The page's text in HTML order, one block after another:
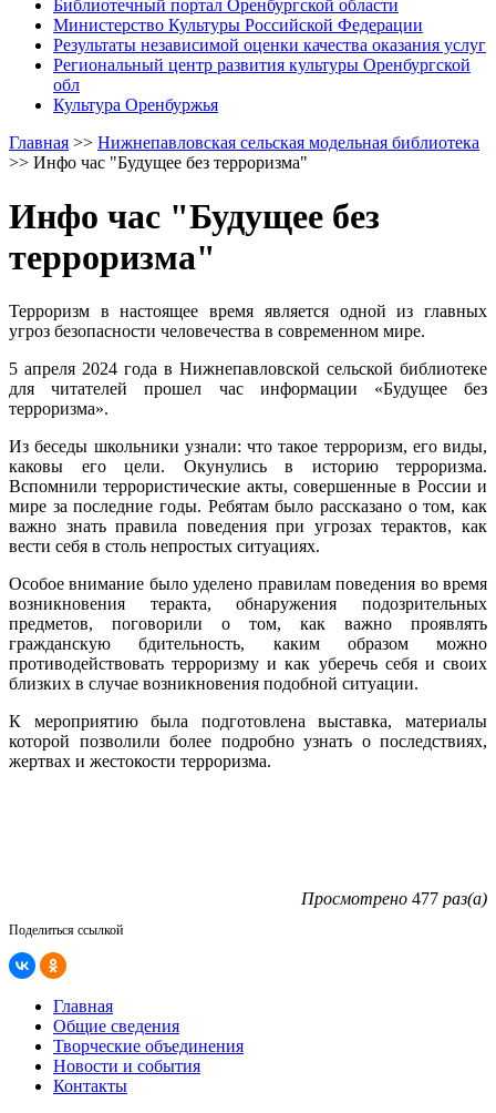
Библиотечный портал Оренбургской области
Министерство Культуры Российской Федерации
Результаты независимой оценки качества оказания услуг
Региональный центр развития культуры Оренбургской
обл
Культура Оренбуржья
Главная >> Нижнепавловская сельская модельная библиотека
>> Инфо час "Будущее без терроризма"
Инфо час "Будущее без
терроризма"
Терроризм в настоящее время является одной из главных
угроз безопасности человечества в современном мире.
5 апреля 2024 года в Нижнепавловской сельской библиотеке
для читателей прошел час информации «Будущее без
терроризма».
Из беседы школьники узнали: что такое терроризм, его виды,
каковы его цели. Окунулись в историю терроризма.
Вспомнили террористические акты, совершенные в России и
мире за последние годы. Ребятам было рассказано о том, как
важно знать правила поведения при угрозах терактов, как
вести себя в столь непростых ситуациях.
Особое внимание было уделено правилам поведения во время
возникновения теракта, обнаружения подозрительных
предметов, поговорили о том, как важно проявлять
гражданскую бдительность, каким образом можно
противодействовать терроризму и как уберечь себя и своих
близких в случае возникновения подобной ситуации.
К мероприятию была подготовлена выставка, материалы
которой позволили более подробно узнать о последствиях,
жертвах и жестокости терроризма.
Просмотрено 477 раз(а)
Поделиться ссылкой
Главная
Общие сведения
Творческие объединения
Новости и события
Контакты